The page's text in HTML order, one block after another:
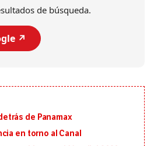
de búsqueda.
↗️
de Panamax
en torno al Canal